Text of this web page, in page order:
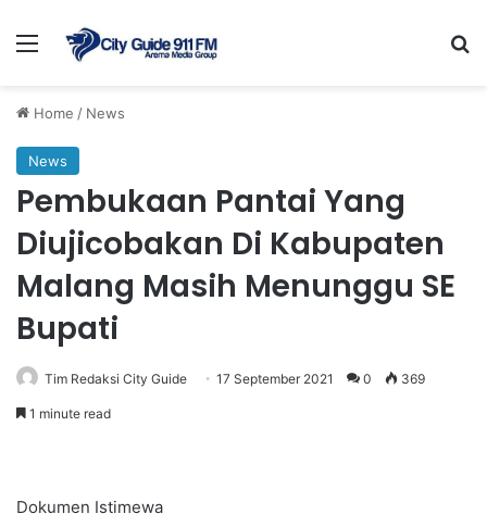
Menu
Home / News
News
Pembukaan Pantai Yang
Diujicobakan Di Kabupaten
Malang Masih Menunggu SE
Bupati
Tim Redaksi City Guide 17 September 2021 0 369
1 minute read
Dokumen Istimewa